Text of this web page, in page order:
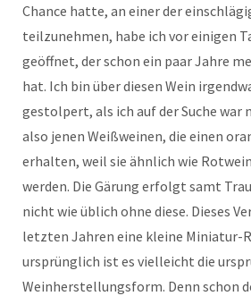
Chance hatte, an einer der
teilzunehmen, habe ich vor einigen
geöffnet, der schon ein paar Jahre
hat. Ich bin über diesen Wein
gestolpert, als ich auf der Suche war
also jenen Weißweinen, die einen
erhalten, weil sie ähnlich wie
werden. Die Gärung erfolgt samt
nicht wie üblich ohne diese. Dieses
letzten Jahren eine kleine Miniatur-
ursprünglich ist es vielleicht die
Weinherstellungsform. Denn schon